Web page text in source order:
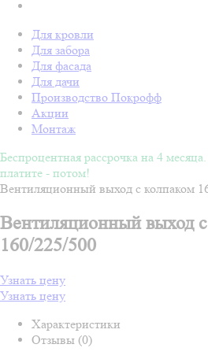
Для кровли
Для забора
Для фасада
Для дачи
Производство Покрофф
Акции
Монтаж
Беспроцентная рассрочка на 4
платите - потом!
Вентиляционный выход с колпаком
Вентиляционный выход
160/225/500
Узнать цену
Узнать цену
Характеристики
Отзывы (0)